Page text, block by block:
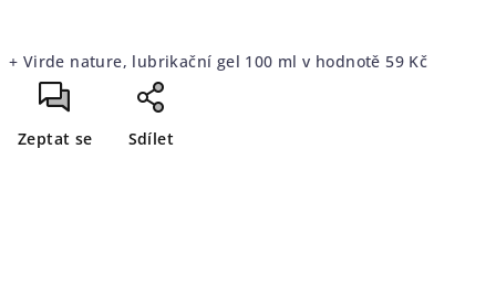
+ Virde nature, lubrikační gel 100 mlv hodnotě 59 Kč
Zeptat se Sdílet